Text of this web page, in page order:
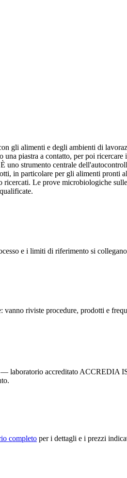
gli alimenti e degli ambienti di
piastra a contatto, per poi
uno strumento centrale
in particolare per gli alimenti pronti
Le prove microbiologiche
e i limiti di riferimento si
riviste procedure, prodotti e
laboratorio accreditato ACCREDIA
completo per i dettagli e i prezzi